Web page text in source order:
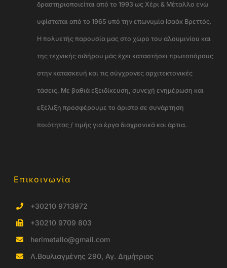
δραστηριοποιείται από το 1993 ως Χέρι & Μέταλλο ενώ
υφίσταται από το 1965 υπό την επωνυμία Ισαάκ Βρεττός.
Η πολυετής παρουσία μας στο χώρο του αλουμινίου και
της τεχνικής σιδήρου μάς έχει καταστήσει πρωτοπόρους
στην κατασκευή και τις σύγχρονες αρχιτεκτονικές
τάσεις. Με βαθιά εξειδίκευση, συνεχή ενημέρωση και
εξέλιξη προσφέρουμε το άριστο σε συνάρτηση
ποιότητας / τιμής για έργα διαχρονικά και άρτια.
Επικοινωνία
+30210 9713972
+30210 9709 803
herimetallo@gmail.com
Λ.Βουλιαγμένης 290, Αγ. Δημήτριος